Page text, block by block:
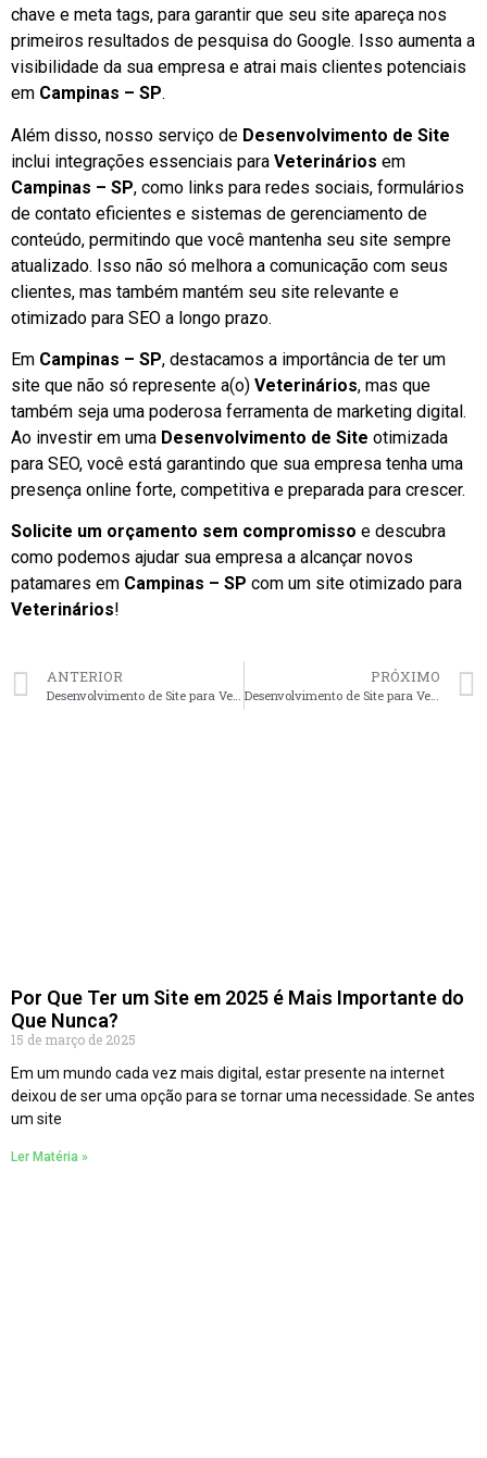
chave e meta tags, para garantir que seu site apareça nos
primeiros resultados de pesquisa do Google. Isso aumenta a
visibilidade da sua empresa e atrai mais clientes potenciais
em Campinas – SP.
Além disso, nosso serviço de Desenvolvimento de Site
inclui integrações essenciais para Veterinários em
Campinas – SP, como links para redes sociais, formulários
de contato eficientes e sistemas de gerenciamento de
conteúdo, permitindo que você mantenha seu site sempre
atualizado. Isso não só melhora a comunicação com seus
clientes, mas também mantém seu site relevante e
otimizado para SEO a longo prazo.
Em Campinas – SP, destacamos a importância de ter um
site que não só represente a(o) Veterinários, mas que
também seja uma poderosa ferramenta de marketing digital.
Ao investir em uma Desenvolvimento de Site otimizada
para SEO, você está garantindo que sua empresa tenha uma
presença online forte, competitiva e preparada para crescer.
Solicite um orçamento sem compromisso e descubra
como podemos ajudar sua empresa a alcançar novos
patamares em Campinas – SP com um site otimizado para
Veterinários!
ANTERIOR PRÓXIMO
Desenvolvimento de Site para Veterinários em São José dos Campos – SP faça seu orçamento
Por Que Ter um Site em 2025 é Mais Importante do
Que Nunca?
15 de março de 2025
Em um mundo cada vez mais digital, estar presente na internet
deixou de ser uma opção para se tornar uma necessidade. Se antes
um site
Ler Matéria »